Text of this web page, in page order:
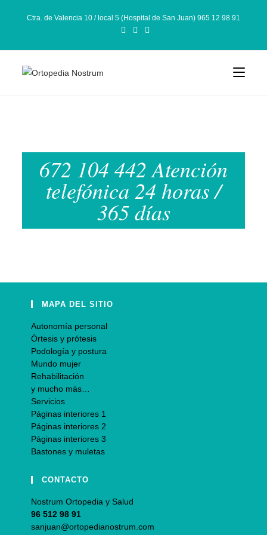
Ctra. de Valencia 10 / local 5 (Hospital de San Juan) 965 12 98 91
672 104 442 Atención
telefónica 24 horas /
365 días
MAPA DEL SITIO
Autonomía personal
Órtesis y prótesis
Podología y postura
Mundo mujer
Rehabilitación
y mucho más…
Servicios
Páginas interiores 1
Páginas interiores 2
Páginas interiores 3
Bastones y muletas
CONTACTO
Nostrum Ortopedia y Salud
96 512 98 91
sanjuan@ortopedianostrum.com